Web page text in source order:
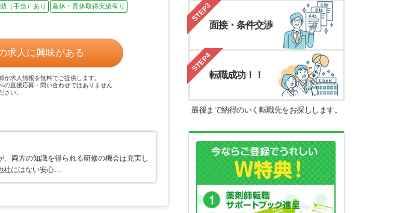
（手当）あり
産休・育休取得実績有り
求人に興味がある
が求人情報を無料でご提供します。
の直接応募・問い合わせではありません
さい。
両方の知識を得られる研修の機会は充実し
社にはない安心…
STEP3
面接・条件交渉
STEP4
転職成功！！
最後まで納得のいく転職先をお探しします。